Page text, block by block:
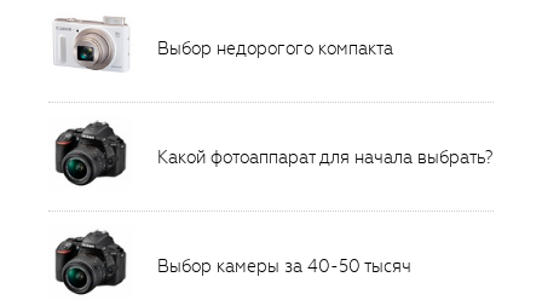
Выбор недорогого компакта
Какой фотоаппарат для начала выбрать?
Выбор камеры за 40-50 тысяч